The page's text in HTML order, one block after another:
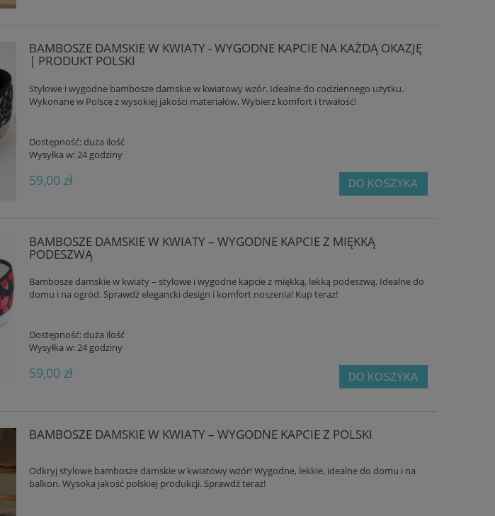
BIOKEN KLAPKI WYGODNE ZAMSZOWE
SKÓRZANE ORIGIANLE FUSBET TABACCO
168,00 zł
DO KOSZYKA
MĘSKIE KLAPKI SKÓRZANE Z NATURALNEJ
BAMBOSZE DAMSKIE W KWIATY - WYGODNE KAPCIE NA KAŻDĄ OKAZJĘ
| PRODUKT POLSKI
Stylowe i wygodne bambosze damskie w kwiatowy wzór. Idealne do codziennego użytku.
Wykonane w Polsce z wysokiej jakości materiałów. Wybierz komfort i trwałość!
Dostępność: duża ilość
Wysyłka w:24 godziny
59,00 zł DO KOSZYKA
BAMBOSZE DAMSKIE W KWIATY – WYGODNE KAPCIE Z MIĘKKĄ
PODESZWĄ
Bambosze damskie w kwiaty – stylowe i wygodne kapcie z miękką, lekką podeszwą. Idealne do
domu i na ogród. Sprawdź elegancki design i komfort noszenia! Kup teraz!
Dostępność: duża ilość
Wysyłka w:24 godziny
59,00 zł DO KOSZYKA
BAMBOSZE DAMSKIE W KWIATY – WYGODNE KAPCIE Z POLSKI
Odkryj stylowe bambosze damskie w kwiatowy wzór! Wygodne, lekkie, idealne do domu i na
balkon. Wysoka jakość polskiej produkcji. Sprawdź teraz!